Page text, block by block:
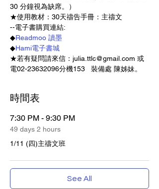
30 分鐘視為缺席。）
★使用教材：30天禱告手冊：主禱文
--電子書購買連結:
◆Readmoo 讀墨
◆Hami電子書城
★若有疑問請來信：julia.ttlc@gmail.com 或
電02-23632096分機153   裝備處 陳姊妹。
時間表
7:30 PM - 9:30 PM
49 days 2 hours
1/11 (四)主禱文班
See All